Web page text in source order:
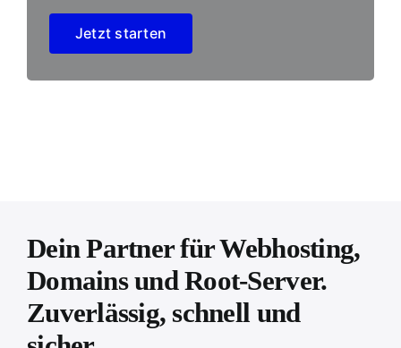
Jetzt starten
Dein Partner für Webhosting,
Domains und Root-Server.
Zuverlässig, schnell und